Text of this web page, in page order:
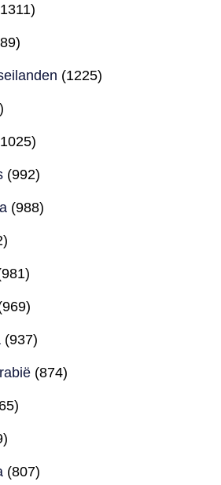
(1225)
(992)
(988)
(937)
(874)
(807)